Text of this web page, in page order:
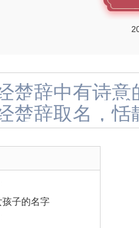
楚辞中有诗意
楚辞取名，恬
子的名字